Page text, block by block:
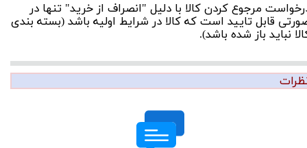
مرجوع کردن کالا با دلیل "انصراف از خرید" تنها در
قابل تایید است که کالا در شرایط اولیه باشد (بسته بندی
نباید باز شده باشد).